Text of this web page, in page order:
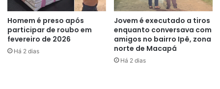
Homem é preso após
participar de roubo em
fevereiro de 2026
Há 2 dias
Jovem é executado a tiros
enquanto conversava com
amigos no bairro Ipê, zona
norte de Macapá
Há 2 dias